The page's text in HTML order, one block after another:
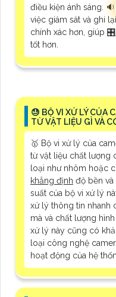
điều kiện ánh sáng. 🔉
việc giám sát và ghi
chính xác hơn, giúp 🎛
tốt hơn.
😓 BỘ VI XỬ LÝ CỦA
TỪ VẬT LIỆU GÌ VÀ
🥇 Bộ vi xử lý của
từ vật liệu chất lượng
loại như nhôm hoặc
khẳng định độ bền và
suất của bộ vi xử lý
xử lý thông tin nhanh
mà và chất lượng
xử lý này cũng có
loại công nghệ
hoạt động của hệ